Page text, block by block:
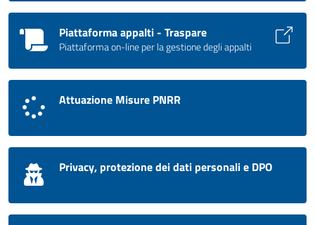
Piattaforma appalti - Traspare
Piattaforma on-line per la gestione degli appalti
Attuazione Misure PNRR
Privacy, protezione dei dati personali e DPO